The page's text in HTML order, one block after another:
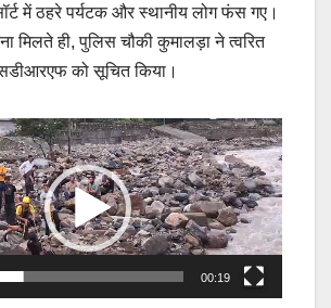
में ठहरे पर्यटक और स्थानीय लोग फंस गए।
मिलते ही, पुलिस चौकी कुमालड़ा ने त्वरित
को सूचित किया।
00:19